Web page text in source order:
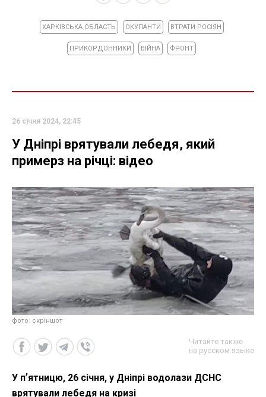
ХАРКІВСЬКА ОБЛАСТЬ ОКУПАНТИ ВТРАТИ РОСІЯН
ПРИКОРДОННИКИ ВІЙНА ФРОНТ
26 січня 2024, 22:45
У Дніпрі врятували лебедя, який
примерз на річці: відео
фото: скріншот
Читайте также
на русском языке
У пʼятницю, 26 січня, у Дніпрі водолази ДСНС
врятували лебедя на кризі